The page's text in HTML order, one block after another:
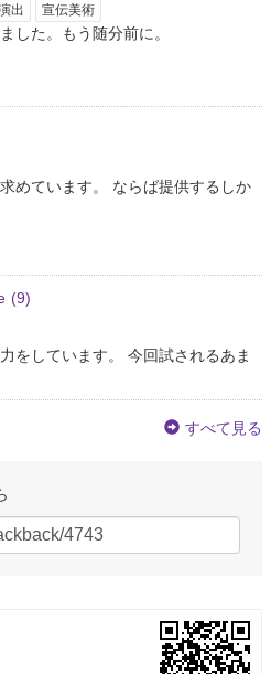
出 宣伝美術
した。もう随分前に。
めています。 ならば提供するしか
(9)
をしています。 今回試されるあま
すべて見る